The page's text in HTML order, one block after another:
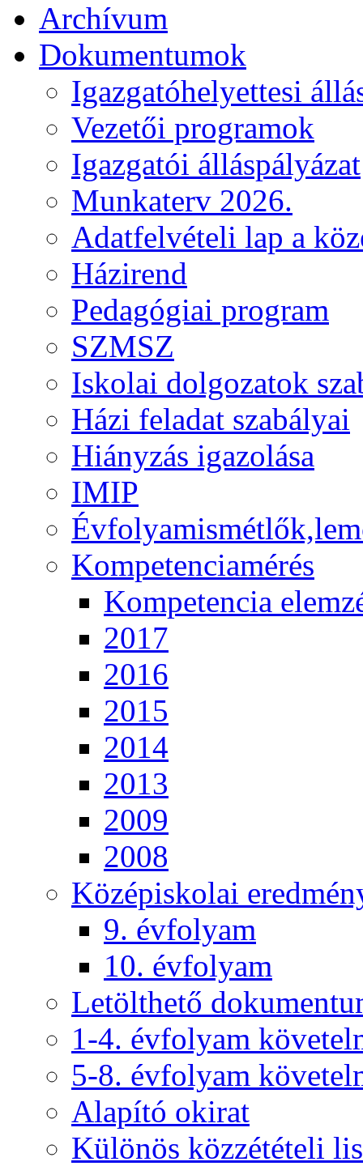
Archívum
Dokumentumok
Igazgatóhelyettesi
Vezetői programok
Igazgatói álláspályázat
Munkaterv 2026.
Adatfelvételi lap a
Házirend
Pedagógiai program
SZMSZ
Iskolai dolgozatok
Házi feladat szabályai
Hiányzás igazolása
IMIP
Kompetenciamérés
Kompetencia
2017
2016
2015
2014
2013
2009
2008
Középiskolai
9. évfolyam
10. évfolyam
Letölthető
1-4. évfolyam
5-8. évfolyam
Alapító okirat
Különös közzétételi